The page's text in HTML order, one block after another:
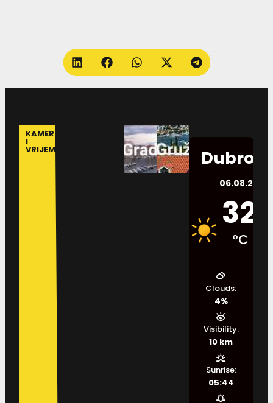
KAMERE
I
VRIJEME
06.08.2026.
32
°C
Clouds:
4%
Visibility:
10 km
Sunrise:
05:44